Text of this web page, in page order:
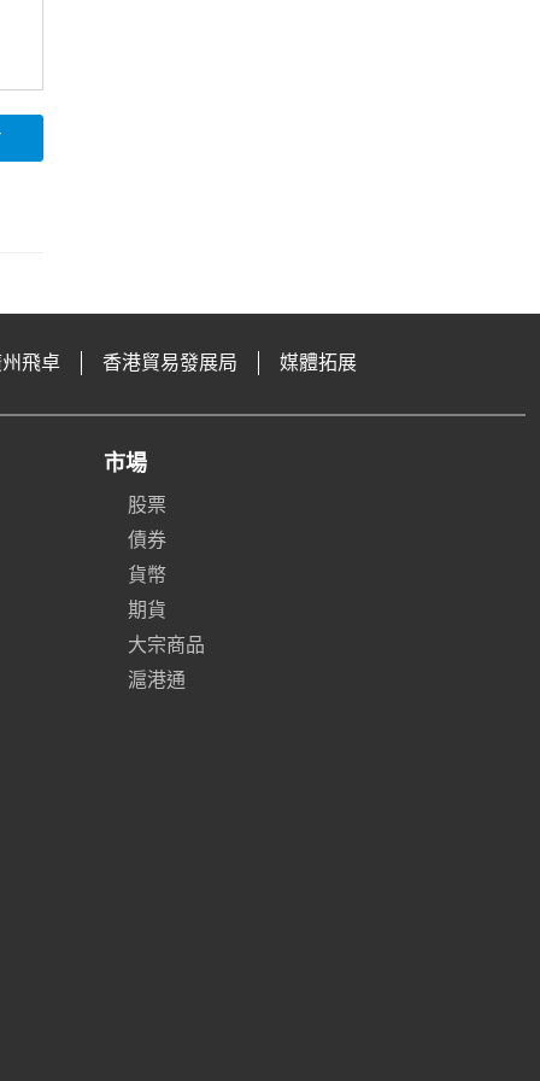
飛卓 香港貿易發展局 媒體拓展
市場
股票
債券
貨幣
期貨
大宗商品
滬港通